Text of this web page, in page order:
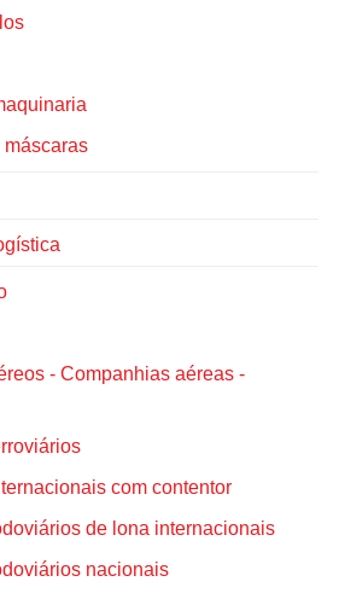
- Companhias aéreas -
com contentor
de lona internacionais
nacionais